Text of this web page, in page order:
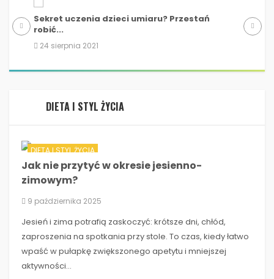
Sekret uczenia dzieci umiaru? Przestań
robić...
24 sierpnia 2021
24
DIETA I STYL ŻYCIA
DIETA I STYL ŻYCIA
Jak nie przytyć w okresie jesienno-
zimowym?
9 października 2025
Jesień i zima potrafią zaskoczyć: krótsze dni, chłód,
zaproszenia na spotkania przy stole. To czas, kiedy łatwo
wpaść w pułapkę zwiększonego apetytu i mniejszej
aktywności...